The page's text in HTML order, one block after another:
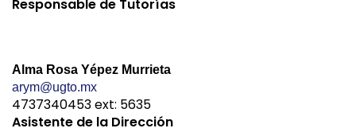
Responsable de Tutorías
Alma Rosa Yépez Murrieta
arym@ugto.mx
4737340453 ext: 5635
Asistente de la Dirección